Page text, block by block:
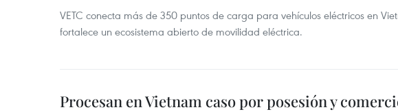
VETC conecta más de 350 puntos de carga para vehículos eléctricos en
fortalece un ecosistema abierto de movilidad eléctrica.
Procesan en Vietnam caso por posesión y